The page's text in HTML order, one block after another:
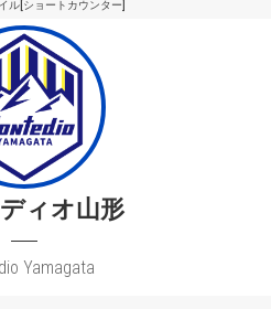
ル[ショートカウンター]
ィオ山形
Yamagata